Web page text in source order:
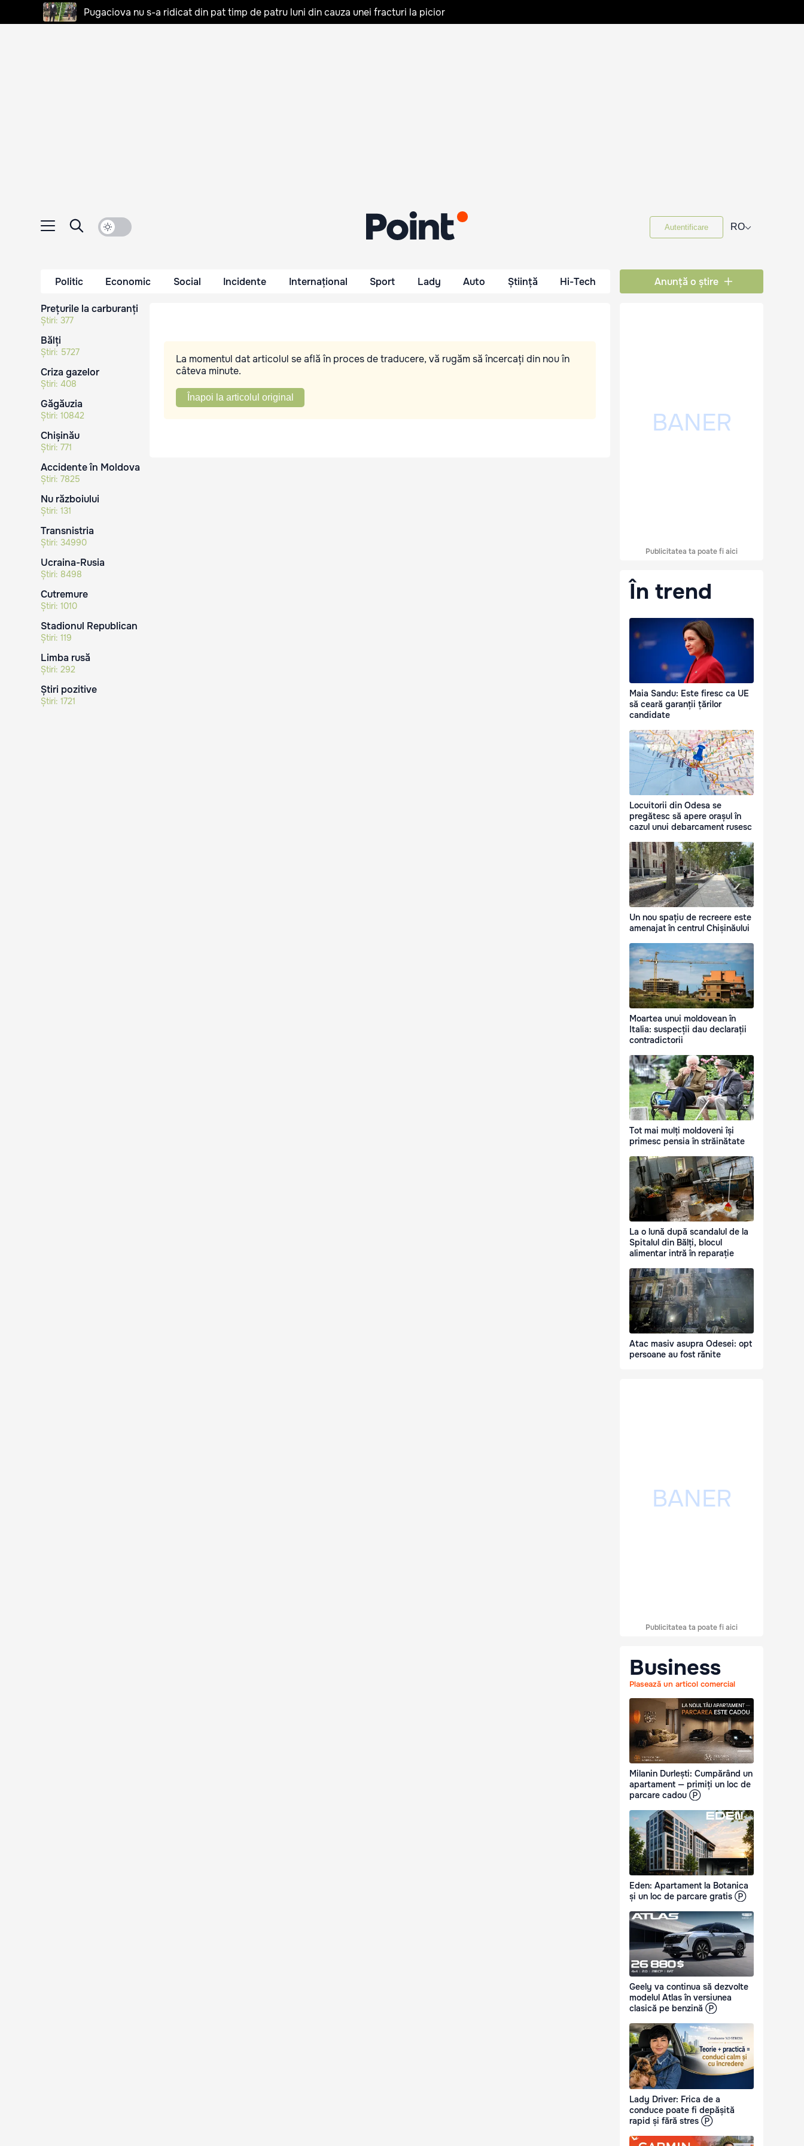
Pugaciova nu s-a ridicat din pat timp de patru luni din cauza unei fracturi la picior
Autentificare RO⌵
Politic Economic Social Incidente Internațional Sport Lady Auto Știință Hi-Tech Anunță o știre
Prețurile la carburanți
Știri: 377
Bălți
Știri: 5727
Criza gazelor
Știri: 408
Găgăuzia
Știri: 10842
Chișinău
Știri: 771
Accidente în Moldova
Știri: 7825
Nu războiului
Știri: 131
Transnistria
Știri: 34990
Ucraina-Rusia
Știri: 8498
Cutremure
Știri: 1010
Stadionul Republican
Știri: 119
Limba rusă
Știri: 292
Știri pozitive
Știri: 1721
La momentul dat articolul se află în proces de traducere, vă rugăm să încercați din nou în
câteva minute.
Înapoi la articolul original
Publicitatea ta poate fi aici
În trend
Maia Sandu: Este firesc ca UE
să ceară garanții țărilor
candidate
Locuitorii din Odesa se
pregătesc să apere orașul în
cazul unui debarcament rusesc
Un nou spațiu de recreere este
amenajat în centrul Chișinăului
Moartea unui moldovean în
Italia: suspecții dau declarații
contradictorii
Tot mai mulți moldoveni își
primesc pensia în străinătate
La o lună după scandalul de la
Spitalul din Bălți, blocul
alimentar intră în reparație
Atac masiv asupra Odesei: opt
persoane au fost rănite
Publicitatea ta poate fi aici
Business
Plasează un articol comercial
Milanin Durlești: Cumpărând un
apartament — primiți un loc de
parcare cadou Ⓟ
Eden: Apartament la Botanica
și un loc de parcare gratis Ⓟ
Geely va continua să dezvolte
modelul Atlas în versiunea
clasică pe benzină Ⓟ
Lady Driver: Frica de a
conduce poate fi depășită
rapid și fără stres Ⓟ